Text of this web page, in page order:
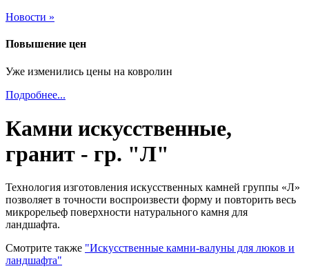
Новости »
Повышение цен
Уже изменились цены на ковролин
Подробнее...
Камни искусственные,
гранит - гр. "Л"
Технология изготовления искусственных камней группы «Л»
позволяет в точности воспроизвести форму и повторить весь
микрорельеф поверхности натурального камня для
ландшафта.
Смотрите также "Искусственные камни-валуны для люков и
ландшафта"